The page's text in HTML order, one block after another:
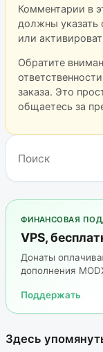
Комментарии в
должны указать
или
Обратите
заказа. Это
общаетесь за
ФИНАНСОВАЯ
VPS,
Донаты
дополнения
Поддержать
Здесь